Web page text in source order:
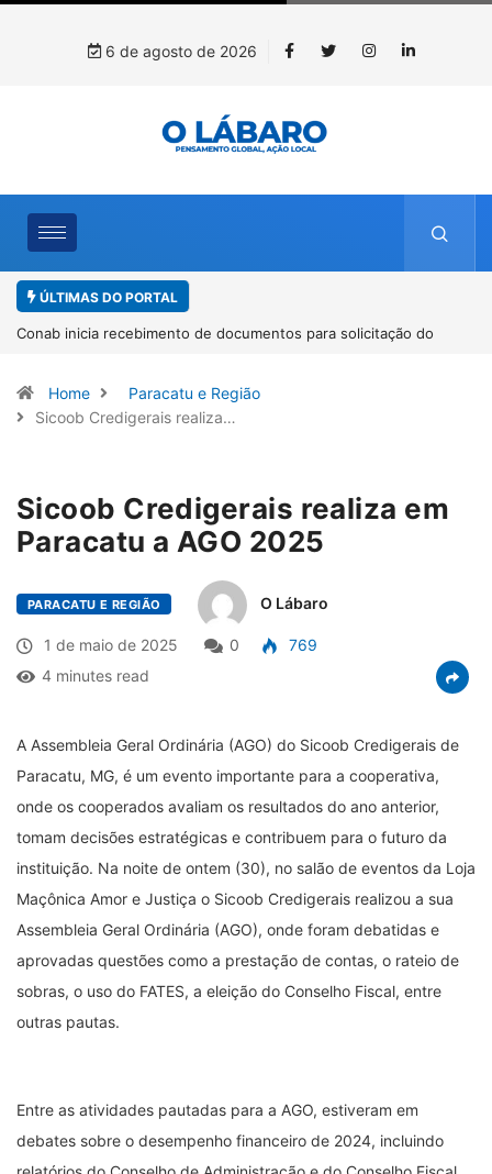
6 de agosto de 2026
ÚLTIMAS DO PORTAL
Workshop internacional debate futuro da piscicultura com
Home
Paracatu e Região
Sicoob Credigerais realiza…
Sicoob Credigerais realiza em
Paracatu a AGO 2025
PARACATU E REGIÃO O Lábaro
1 de maio de 2025 0
769
4 minutes read
A Assembleia Geral Ordinária (AGO) do Sicoob Credigerais de
Paracatu, MG, é um evento importante para a cooperativa,
onde os cooperados avaliam os resultados do ano anterior,
tomam decisões estratégicas e contribuem para o futuro da
instituição. Na noite de ontem (30), no salão de eventos da Loja
Maçônica Amor e Justiça o Sicoob Credigerais realizou a sua
Assembleia Geral Ordinária (AGO), onde foram debatidas e
aprovadas questões como a prestação de contas, o rateio de
sobras, o uso do FATES, a eleição do Conselho Fiscal, entre
outras pautas.
Entre as atividades pautadas para a AGO, estiveram em
debates sobre o desempenho financeiro de 2024, incluindo